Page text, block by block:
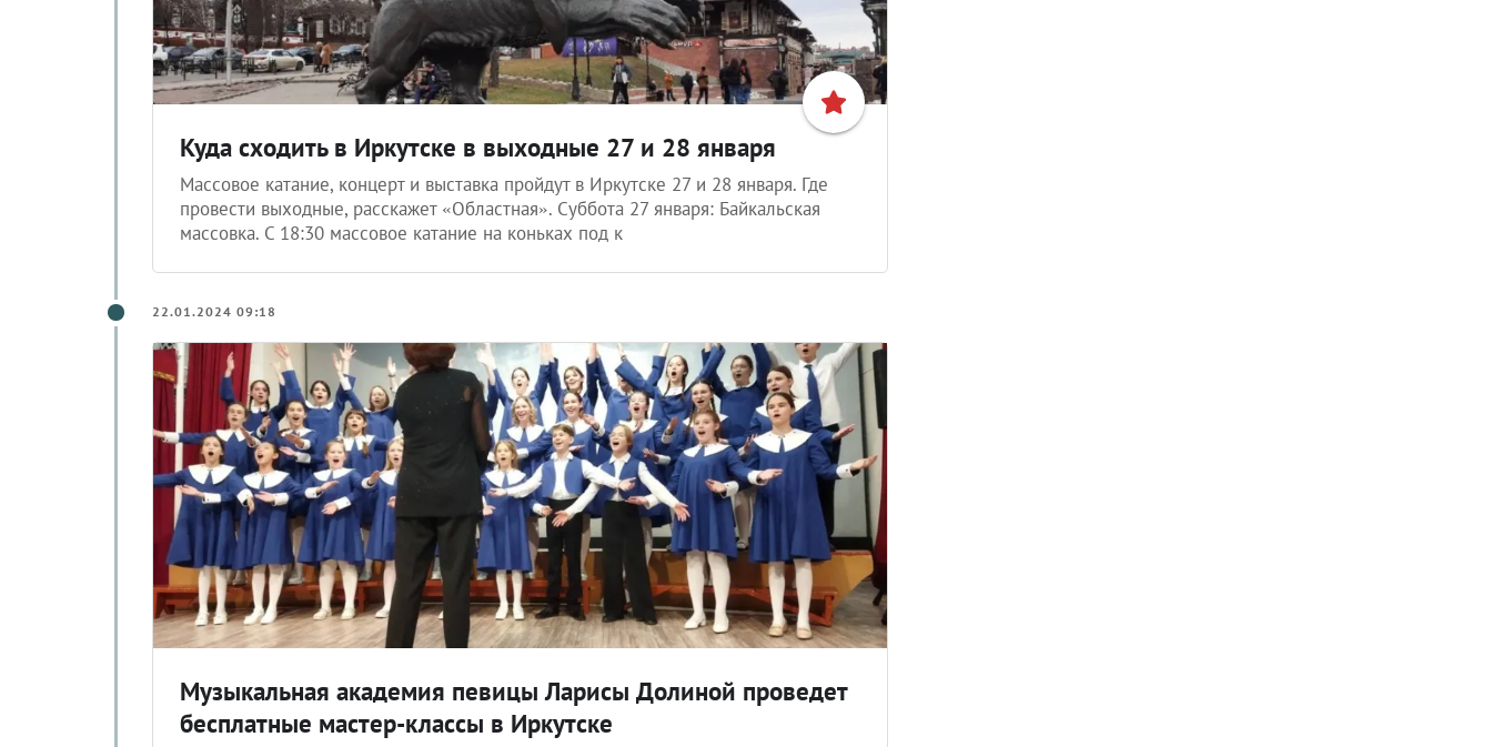
Куда сходить в Иркутске в выходные 27 и 28 января
Массовое катание, концерт и выставка пройдут в Иркутске 27 и 28 января. Где
провести выходные, расскажет «Областная». Суббота 27 января: Байкальская
массовка. С 18:30 массовое катание на коньках под к
22.01.2024 09:18
Музыкальная академия певицы Ларисы Долиной проведет
бесплатные мастер-классы в Иркутске